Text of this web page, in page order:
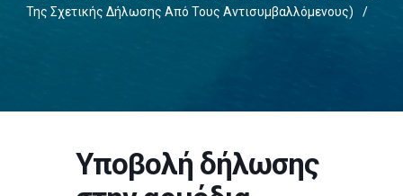
Της Σχετικής Δήλωσης Από Τους Αντισυμβαλλόμενους)
/
Υποβολή δήλωσης